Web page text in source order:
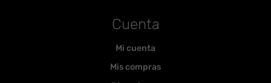
Cuenta
Mi cuenta
Mis compras